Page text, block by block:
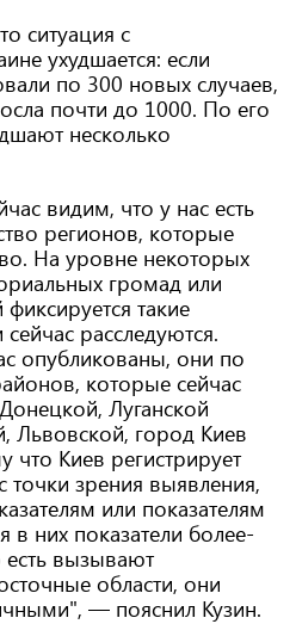
ситуация с
ухудшается: если
по 300 новых случаев,
почти до 1000. По его
несколько
видим, что у нас есть
регионов, которые
На уровне некоторых
громад или
такие
расследуются.
опубликованы, они по
которые сейчас
Луганской
Львовской, город Киев
что Киев регистрирует
точки зрения выявления,
или показателям
в них показатели более-
вызывают
области, они
— пояснил Кузин.